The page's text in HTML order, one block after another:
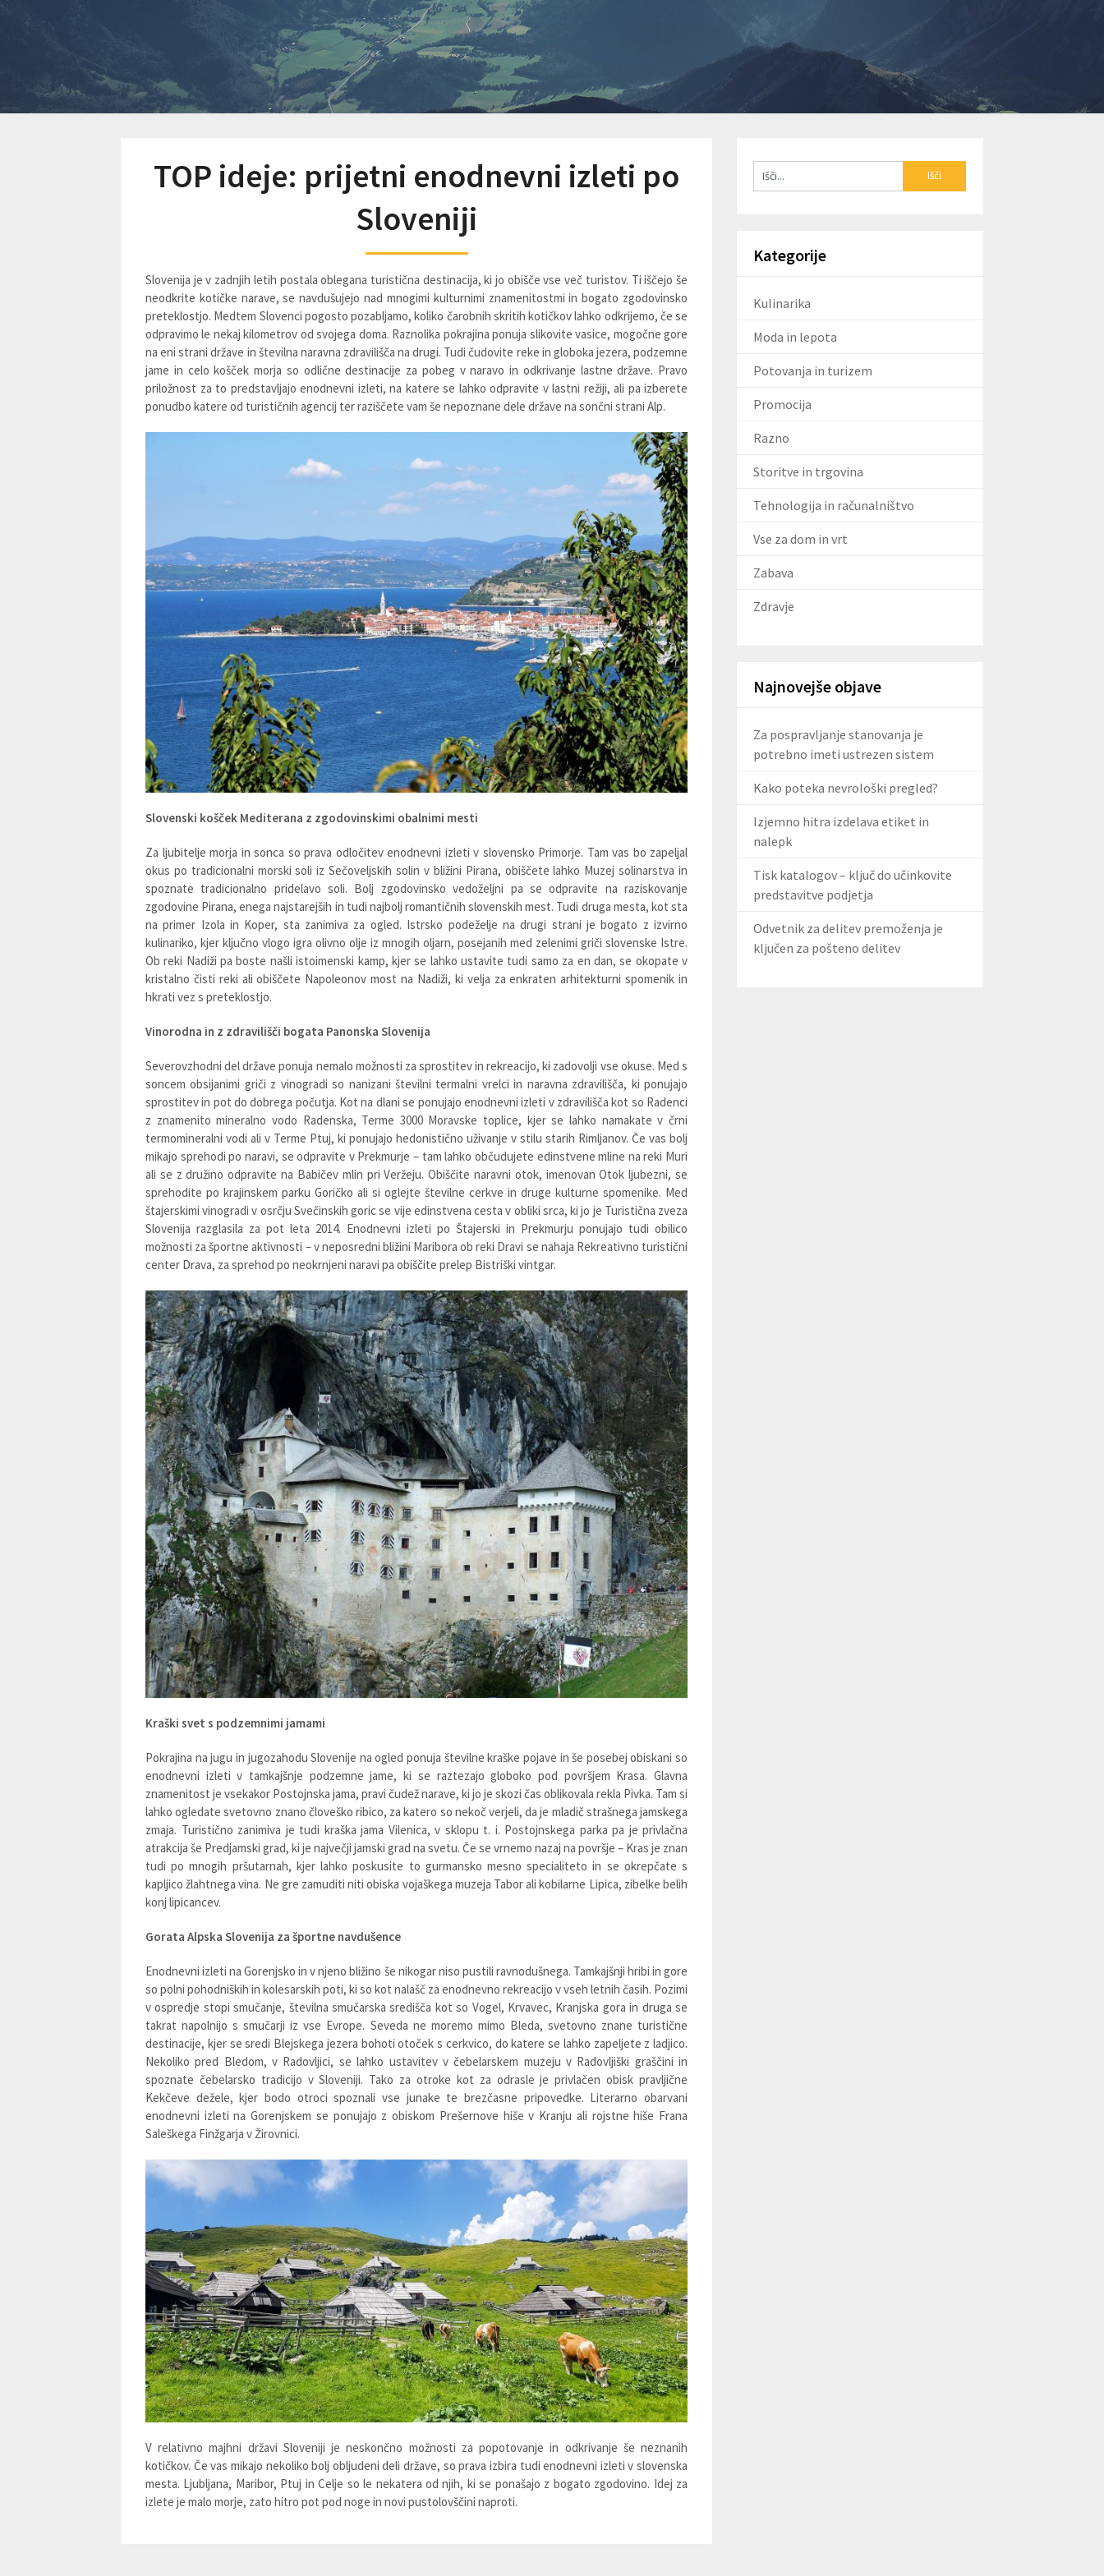
TOP ideje: prijetni enodnevni izleti po
Sloveniji
Slovenija je v zadnjih letih postala oblegana turistična destinacija, ki jo obišče vse več turistov. Ti iščejo še
neodkrite kotičke narave, se navdušujejo nad mnogimi kulturnimi znamenitostmi in bogato zgodovinsko
preteklostjo. Medtem Slovenci pogosto pozabljamo, koliko čarobnih skritih kotičkov lahko odkrijemo, če se
odpravimo le nekaj kilometrov od svojega doma. Raznolika pokrajina ponuja slikovite vasice, mogočne gore
na eni strani države in številna naravna zdravilišča na drugi. Tudi čudovite reke in globoka jezera, podzemne
jame in celo košček morja so odlične destinacije za pobeg v naravo in odkrivanje lastne države. Pravo
priložnost za to predstavljajo enodnevni izleti, na katere se lahko odpravite v lastni režiji, ali pa izberete
ponudbo katere od turističnih agencij ter raziščete vam še nepoznane dele države na sončni strani Alp.
Slovenski košček Mediterana z zgodovinskimi obalnimi mesti
Za ljubitelje morja in sonca so prava odločitev enodnevni izleti v slovensko Primorje. Tam vas bo zapeljal
okus po tradicionalni morski soli iz Sečoveljskih solin v bližini Pirana, obiščete lahko Muzej solinarstva in
spoznate tradicionalno pridelavo soli. Bolj zgodovinsko vedoželjni pa se odpravite na raziskovanje
zgodovine Pirana, enega najstarejših in tudi najbolj romantičnih slovenskih mest. Tudi druga mesta, kot sta
na primer Izola in Koper, sta zanimiva za ogled. Istrsko podeželje na drugi strani je bogato z izvirno
kulinariko, kjer ključno vlogo igra olivno olje iz mnogih oljarn, posejanih med zelenimi griči slovenske Istre.
Ob reki Nadiži pa boste našli istoimenski kamp, kjer se lahko ustavite tudi samo za en dan, se okopate v
kristalno čisti reki ali obiščete Napoleonov most na Nadiži, ki velja za enkraten arhitekturni spomenik in
hkrati vez s preteklostjo.
Vinorodna in z zdravilišči bogata Panonska Slovenija
Severovzhodni del države ponuja nemalo možnosti za sprostitev in rekreacijo, ki zadovolji vse okuse. Med s
soncem obsijanimi griči z vinogradi so nanizani številni termalni vrelci in naravna zdravilišča, ki ponujajo
sprostitev in pot do dobrega počutja. Kot na dlani se ponujajo enodnevni izleti v zdravilišča kot so Radenci
z znamenito mineralno vodo Radenska, Terme 3000 Moravske toplice, kjer se lahko namakate v črni
termomineralni vodi ali v Terme Ptuj, ki ponujajo hedonistično uživanje v stilu starih Rimljanov. Če vas bolj
mikajo sprehodi po naravi, se odpravite v Prekmurje – tam lahko občudujete edinstvene mline na reki Muri
ali se z družino odpravite na Babičev mlin pri Veržeju. Obiščite naravni otok, imenovan Otok ljubezni, se
sprehodite po krajinskem parku Goričko ali si oglejte številne cerkve in druge kulturne spomenike. Med
štajerskimi vinogradi v osrčju Svečinskih goric se vije edinstvena cesta v obliki srca, ki jo je Turistična zveza
Slovenija razglasila za pot leta 2014. Enodnevni izleti po Štajerski in Prekmurju ponujajo tudi obilico
možnosti za športne aktivnosti – v neposredni bližini Maribora ob reki Dravi se nahaja Rekreativno turistični
center Drava, za sprehod po neokrnjeni naravi pa obiščite prelep Bistriški vintgar.
Kraški svet s podzemnimi jamami
Pokrajina na jugu in jugozahodu Slovenije na ogled ponuja številne kraške pojave in še posebej obiskani so
enodnevni izleti v tamkajšnje podzemne jame, ki se raztezajo globoko pod površjem Krasa. Glavna
znamenitost je vsekakor Postojnska jama, pravi čudež narave, ki jo je skozi čas oblikovala rekla Pivka. Tam si
lahko ogledate svetovno znano človeško ribico, za katero so nekoč verjeli, da je mladič strašnega jamskega
zmaja. Turistično zanimiva je tudi kraška jama Vilenica, v sklopu t. i. Postojnskega parka pa je privlačna
atrakcija še Predjamski grad, ki je največji jamski grad na svetu. Če se vrnemo nazaj na površje – Kras je znan
tudi po mnogih pršutarnah, kjer lahko poskusite to gurmansko mesno specialiteto in se okrepčate s
kapljico žlahtnega vina. Ne gre zamuditi niti obiska vojaškega muzeja Tabor ali kobilarne Lipica, zibelke belih
konj lipicancev.
Gorata Alpska Slovenija za športne navdušence
Enodnevni izleti na Gorenjsko in v njeno bližino še nikogar niso pustili ravnodušnega. Tamkajšnji hribi in gore
so polni pohodniških in kolesarskih poti, ki so kot nalašč za enodnevno rekreacijo v vseh letnih časih. Pozimi
v ospredje stopi smučanje, številna smučarska središča kot so Vogel, Krvavec, Kranjska gora in druga se
takrat napolnijo s smučarji iz vse Evrope. Seveda ne moremo mimo Bleda, svetovno znane turistične
destinacije, kjer se sredi Blejskega jezera bohoti otoček s cerkvico, do katere se lahko zapeljete z ladjico.
Nekoliko pred Bledom, v Radovljici, se lahko ustavitev v čebelarskem muzeju v Radovljiški graščini in
spoznate čebelarsko tradicijo v Sloveniji. Tako za otroke kot za odrasle je privlačen obisk pravljične
Kekčeve dežele, kjer bodo otroci spoznali vse junake te brezčasne pripovedke. Literarno obarvani
enodnevni izleti na Gorenjskem se ponujajo z obiskom Prešernove hiše v Kranju ali rojstne hiše Frana
Saleškega Finžgarja v Žirovnici.
V relativno majhni državi Sloveniji je neskončno možnosti za popotovanje in odkrivanje še neznanih
kotičkov. Če vas mikajo nekoliko bolj obljudeni deli države, so prava izbira tudi enodnevni izleti v slovenska
mesta. Ljubljana, Maribor, Ptuj in Celje so le nekatera od njih, ki se ponašajo z bogato zgodovino. Idej za
izlete je malo morje, zato hitro pot pod noge in novi pustolovščini naproti.
Kategorije
Kulinarika
Moda in lepota
Potovanja in turizem
Promocija
Razno
Storitve in trgovina
Tehnologija in računalništvo
Vse za dom in vrt
Zabava
Zdravje
Najnovejše objave
Za pospravljanje stanovanja je
potrebno imeti ustrezen sistem
Kako poteka nevrološki pregled?
Izjemno hitra izdelava etiket in
nalepk
Tisk katalogov – ključ do učinkovite
predstavitve podjetja
Odvetnik za delitev premoženja je
ključen za pošteno delitev